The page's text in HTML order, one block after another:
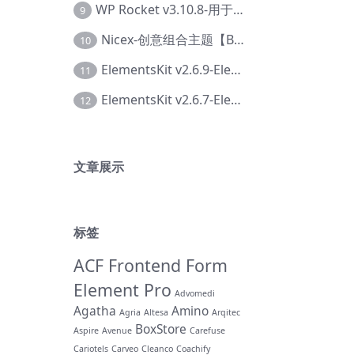
9 WP Rocket v3.10.8-用于wordpress速度优化的缓存加速插件【Cd-0019】
10 Nicex-创意组合主题【Be-0092】
11 ElementsKit v2.6.9-Elementor插件【Ab-0161】
12 ElementsKit v2.6.7-Elementor插件【Ab-0162】
文章展示
标签
ACF Frontend Form
Element Pro Advomedi
Agatha Agria Altesa Amino Arqitec
Aspire Avenue BoxStore Carefuse
Cariotels Carveo Cleanco Coachify